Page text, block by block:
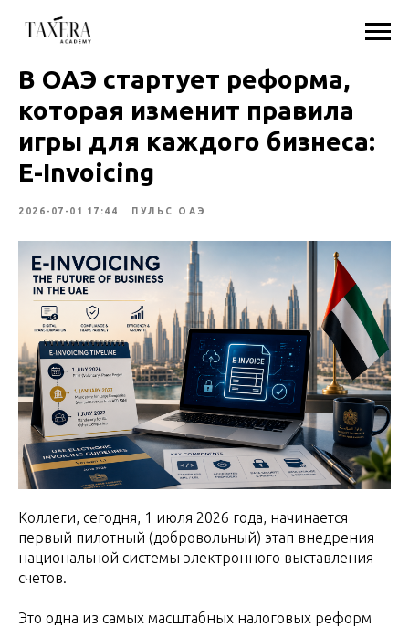
В ОАЭ стартует реформа,
которая изменит правила
игры для каждого бизнеса:
E-Invoicing
2026-07-01 17:44 ПУЛЬС ОАЭ
Коллеги, сегодня, 1 июля 2026 года, начинается
первый пилотный (добровольный) этап внедрения
национальной системы электронного выставления
счетов.
Это одна из самых масштабных налоговых реформ